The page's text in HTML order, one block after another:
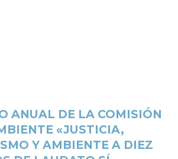
ANUAL DE LA COMISIÓN
«JUSTICIA,
Y AMBIENTE A DIEZ